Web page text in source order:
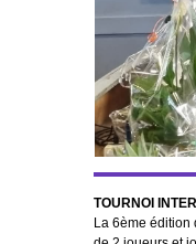
TOURNOI
La 6ème